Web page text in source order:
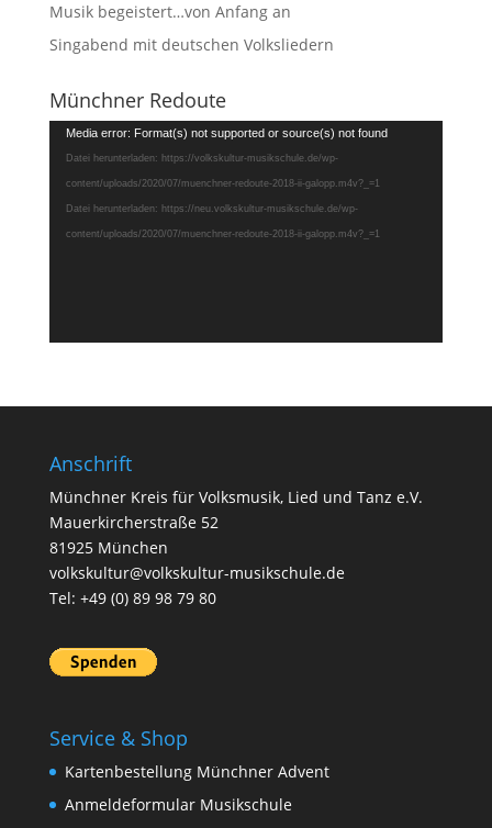
Musik begeistert…von Anfang an
Singabend mit deutschen Volksliedern
Münchner Redoute
Video-
Player
Media error: Format(s) not supported or source(s) not found
Datei herunterladen: https://volkskultur-musikschule.de/wp-
content/uploads/2020/07/muenchner-redoute-2018-ii-galopp.m4v?_=1
Datei herunterladen: https://neu.volkskultur-musikschule.de/wp-
content/uploads/2020/07/muenchner-redoute-2018-ii-galopp.m4v?_=1
Anschrift
Münchner Kreis für Volksmusik, Lied und Tanz e.V.
Mauerkircherstraße 52
81925 München
volkskultur@volkskultur-musikschule.de
Tel: +49 (0) 89 98 79 80
Service & Shop
Kartenbestellung Münchner Advent
Anmeldeformular Musikschule